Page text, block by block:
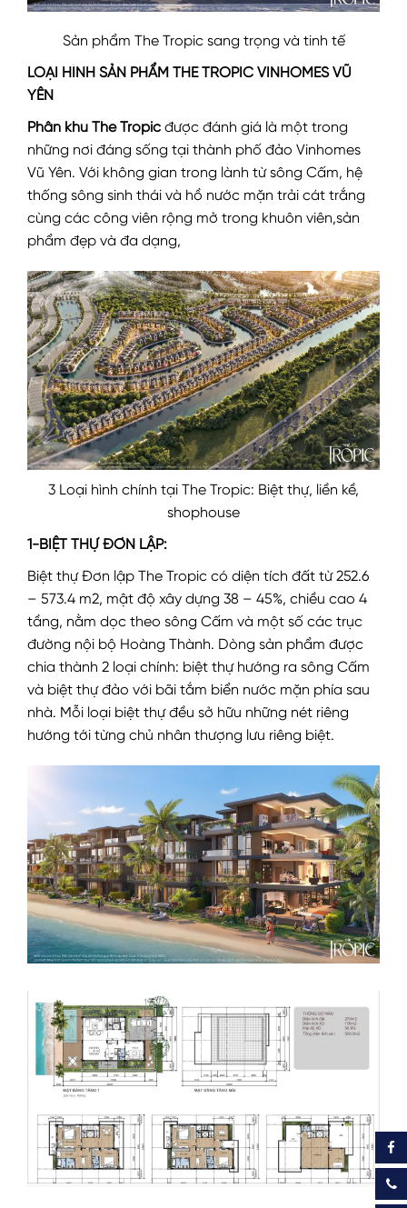
Sản phẩm The Tropic sang trọng và tinh tế
LOẠI HÌNH SẢN PHẨM THE TROPIC VINHOMES VŨ
YÊN
Phân khu The Tropic được đánh giá là một trong
những nơi đáng sống tại thành phố đảo Vinhomes
Vũ Yên. Với không gian trong lành từ sông Cấm, hệ
thống sông sinh thái và hồ nước mặn trải cát trắng
cùng các công viên rộng mở trong khuôn viên,sản
phẩm đẹp và đa dạng,
3 Loại hình chính tại The Tropic: Biệt thự, liền kề,
shophouse
1-BIỆT THỰ ĐƠN LẬP:
Biệt thự Đơn lập The Tropic có diện tích đất từ 252.6
– 573.4 m2, mật độ xây dựng 38 – 45%, chiều cao 4
tầng, nằm dọc theo sông Cấm và một số các trục
đường nội bộ Hoàng Thành. Dòng sản phẩm được
chia thành 2 loại chính: biệt thự hướng ra sông Cấm
và biệt thự đảo với bãi tắm biển nước mặn phía sau
nhà. Mỗi loại biệt thự đều sở hữu những nét riêng
hướng tới từng chủ nhân thượng lưu riêng biệt.